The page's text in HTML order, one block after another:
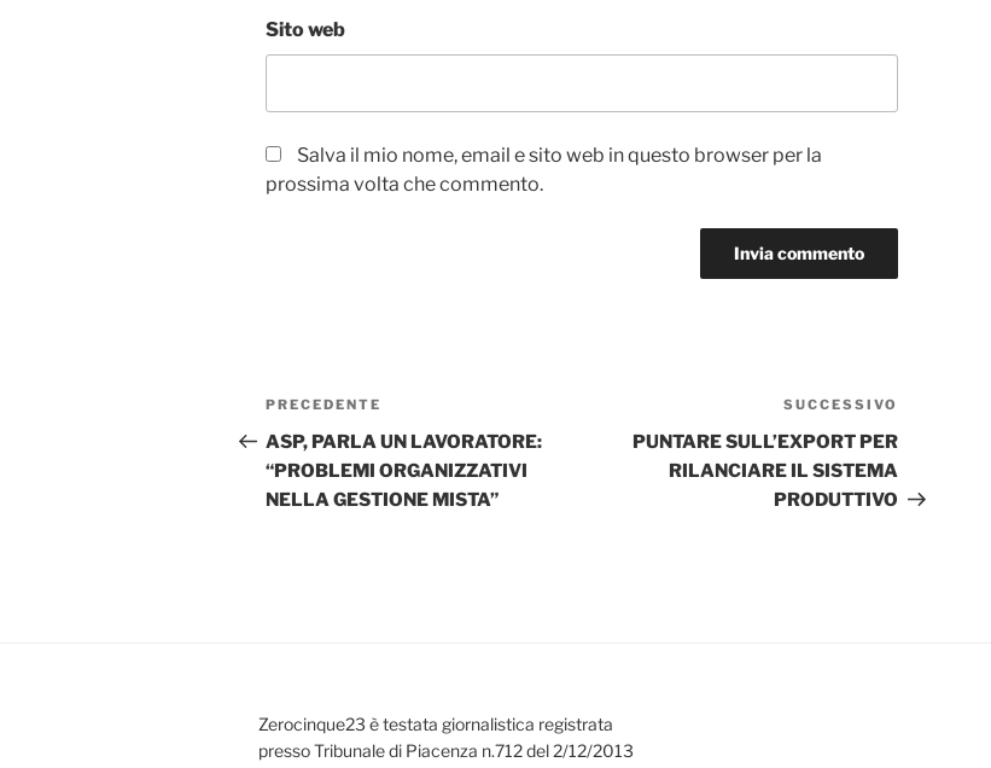
Sito web
Salva il mio nome, email e sito web in questo browser per la
prossima volta che commento.
Navigazione
articoli
Articolo
precedente:
PRECEDENTE
ASP, PARLA UN LAVORATORE:
“PROBLEMI ORGANIZZATIVI
NELLA GESTIONE MISTA”
successivo
SUCCESSIVO
PUNTARE SULL’EXPORT PER
RILANCIARE IL SISTEMA
PRODUTTIVO
Zerocinque23 è testata giornalistica registrata
presso Tribunale di Piacenza n.712 del 2/12/2013